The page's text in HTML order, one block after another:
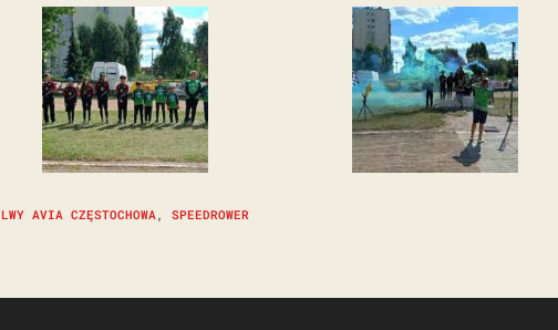
LWY AVIA CZĘSTOCHOWA, SPEEDROWER